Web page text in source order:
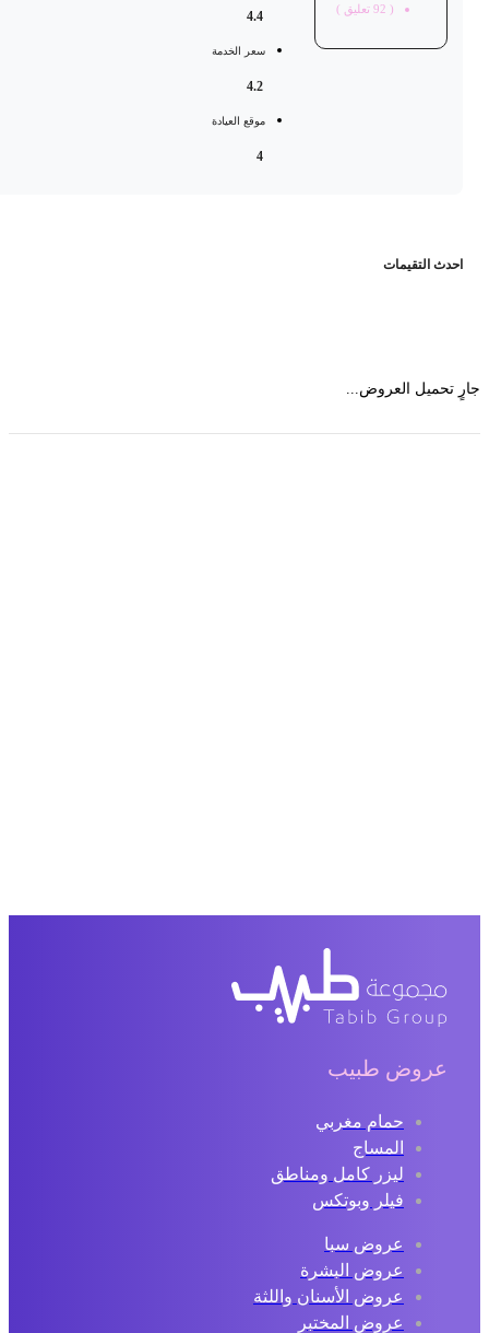
92 تعليق )
سعر الخدمة
موقع العيادة
التقيمات
تحميل العروض...
عروض طبيب
حمام مغربي
المساج
ليزر كامل ومناطق
فيلر وبوتكس
عروض سبا
عروض البشرة
عروض الأسنان واللثة
عروض المختبر